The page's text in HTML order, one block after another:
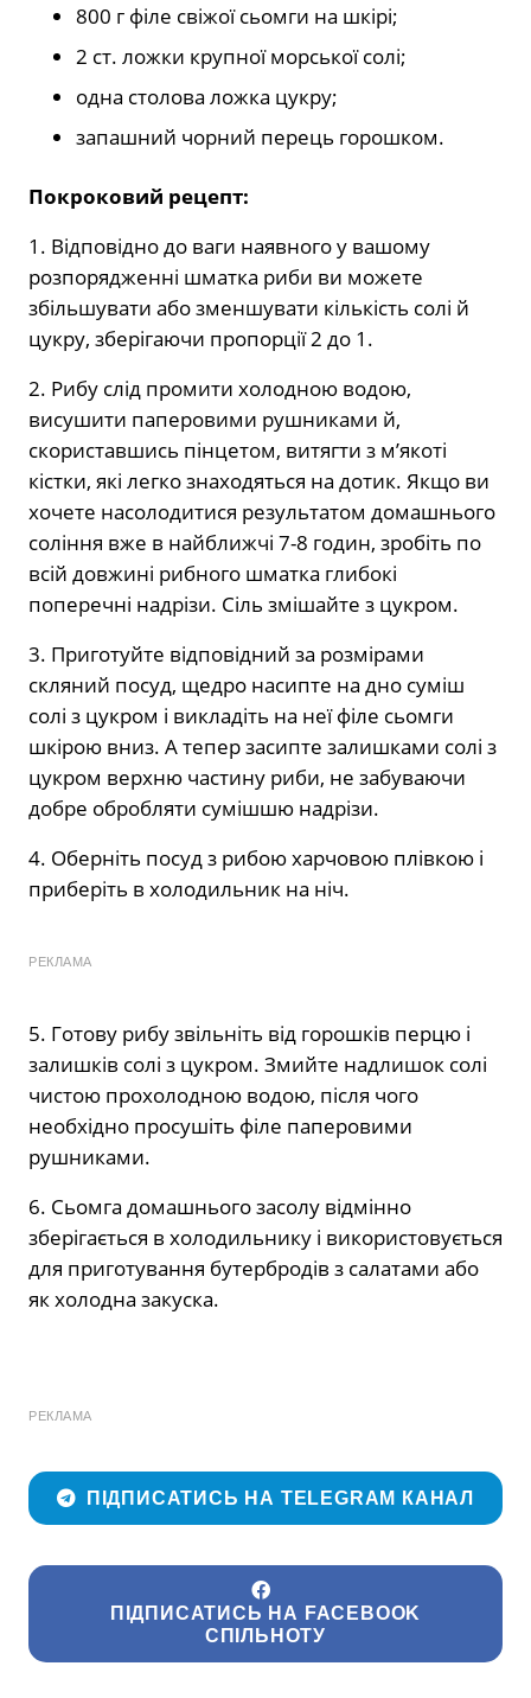
800 г філе свіжої сьомги на шкірі;
2 ст. ложки крупної морської солі;
одна столова ложка цукру;
запашний чорний перець горошком.
Покроковий рецепт:
1. Відповідно до ваги наявного у вашому
розпорядженні шматка риби ви можете
збільшувати або зменшувати кількість солі й
цукру, зберігаючи пропорції 2 до 1.
2. Рибу слід промити холодною водою,
висушити паперовими рушниками й,
скориставшись пінцетом, витягти з м’якоті
кістки, які легко знаходяться на дотик. Якщо ви
хочете насолодитися результатом домашнього
соління вже в найближчі 7-8 годин, зробіть по
всій довжині рибного шматка глибокі
поперечні надрізи. Сіль змішайте з цукром.
3. Приготуйте відповідний за розмірами
скляний посуд, щедро насипте на дно суміш
солі з цукром і викладіть на неї філе сьомги
шкірою вниз. А тепер засипте залишками солі з
цукром верхню частину риби, не забуваючи
добре обробляти сумішшю надрізи.
4. Оберніть посуд з рибою харчовою плівкою і
приберіть в холодильник на ніч.
РЕКЛАМА
5. Готову рибу звільніть від горошків перцю і
залишків солі з цукром. Змийте надлишок солі
чистою прохолодною водою, після чого
необхідно просушіть філе паперовими
рушниками.
6. Сьомга домашнього засолу відмінно
зберігається в холодильнику і використовується
для приготування бутербродів з салатами або
як холодна закуска.
РЕКЛАМА
ПІДПИСАТИСЬ НА TELEGRAM КАНАЛ
ПІДПИСАТИСЬ НА FACEBOOK
СПІЛЬНОТУ